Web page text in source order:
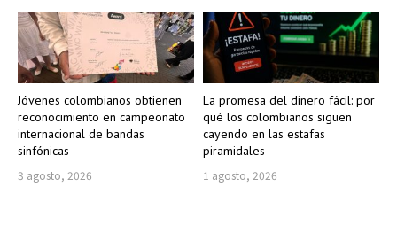
Jóvenes colombianos obtienen
reconocimiento en campeonato
internacional de bandas
sinfónicas
3 agosto, 2026
La promesa del dinero fácil: por
qué los colombianos siguen
cayendo en las estafas
piramidales
1 agosto, 2026